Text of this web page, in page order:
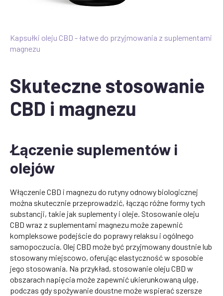
Kapsułki oleju CBD - łatwe do przyjmowania z suplementami
magnezu
Skuteczne stosowanie
CBD i magnezu
Łączenie suplementów i
olejów
Włączenie CBD i magnezu do rutyny odnowy biologicznej
można skutecznie przeprowadzić, łącząc różne formy tych
substancji, takie jak suplementy i oleje. Stosowanie oleju
CBD wraz z suplementami magnezu może zapewnić
kompleksowe podejście do poprawy relaksu i ogólnego
samopoczucia. Olej CBD może być przyjmowany doustnie lub
stosowany miejscowo, oferując elastyczność w sposobie
jego stosowania. Na przykład, stosowanie oleju CBD w
obszarach napięcia może zapewnić ukierunkowaną ulgę,
podczas gdy spożywanie doustne może wspierać szersze